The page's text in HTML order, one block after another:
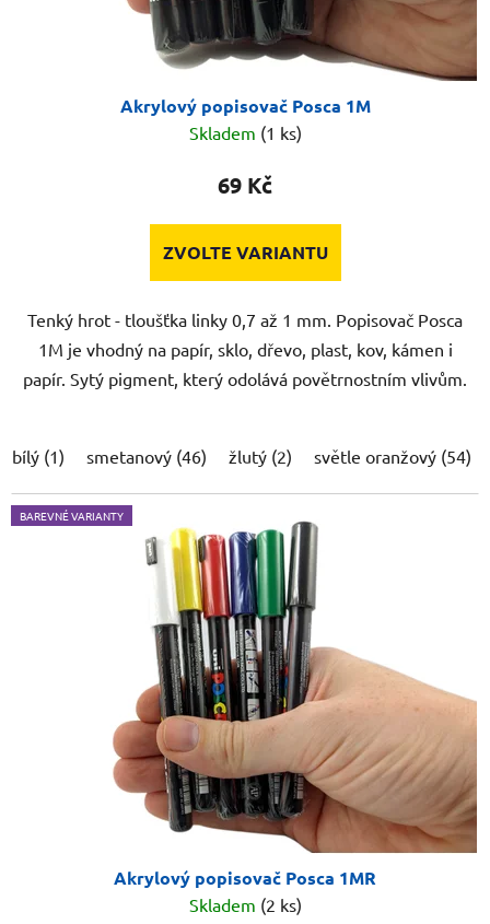
Akrylový popisovač Posca 1M
Skladem (1 ks)
69 Kč
ZVOLTE VARIANTU
Tenký hrot - tloušťka linky 0,7 až 1 mm. Popisovač Posca
1M je vhodný na papír, sklo, dřevo, plast, kov, kámen i
papír. Sytý pigment, který odolává povětrnostním vlivům.
bílý (1) smetanový (46) žlutý (2) světle oranžový (54)
BAREVNÉ VARIANTY
Akrylový popisovač Posca 1MR
Skladem (2 ks)